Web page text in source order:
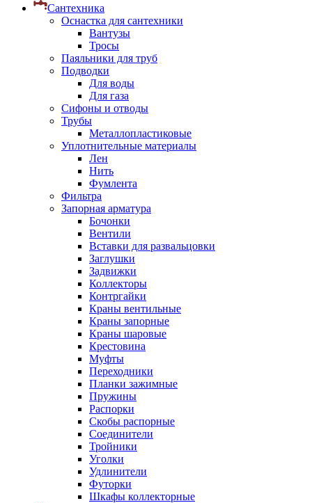
Сантехника
Оснастка для сантехники
Вантузы
Тросы
Паяльники для труб
Подводки
Для воды
Для газа
Сифоны и отводы
Трубы
Металлопластиковые
Уплотнительные материалы
Лен
Нить
Фумлента
Фильтра
Запорная арматура
Бочонки
Вентили
Вставки для развальцовки
Заглушки
Задвижки
Коллекторы
Контргайки
Краны вентильные
Краны запорные
Краны шаровые
Крестовина
Муфты
Переходники
Планки зажимные
Пружины
Распорки
Скобы распорные
Соединители
Тройники
Уголки
Удлинители
Футорки
Шкафы коллекторные